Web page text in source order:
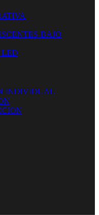
BAJO
INDIVIDUAL